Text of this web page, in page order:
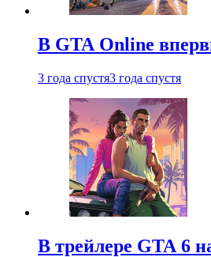
В GTA Online
3 года спустя3 года спустя
В трейлере GTA 6